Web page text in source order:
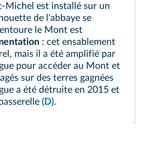
est installé sur un
de l'abbaye se
le Mont est
: cet ensablement
mais il a été amplifié par
pour accéder au Mont et
sur des terres gagnées
a été détruite en 2015 et
(D).